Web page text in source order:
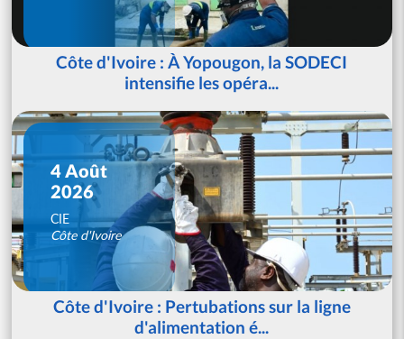
Côte d'Ivoire : À Yopougon, la SODECI
intensifie les opéra...
4 Août
2026
CIE
Côte d'Ivoire
Côte d'Ivoire : Pertubations sur la ligne
d'alimentation é...